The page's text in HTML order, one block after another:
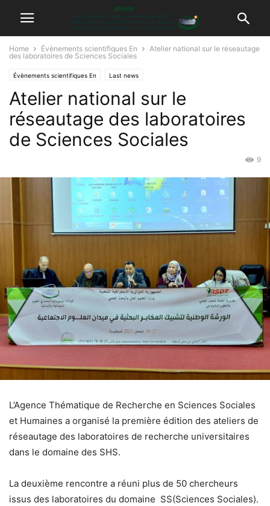
Home Évènements scientifiques En
Atelier national sur le réseautage
des laboratoires de Sciences Sociales
Évènements scientifiques En Last news
Atelier national sur le
réseautage des laboratoires
de Sciences Sociales
9
L’Agence Thématique de Recherche en Sciences Sociales
et Humaines a organisé la première édition des ateliers de
réseautage des laboratoires de recherche universitaires
dans le domaine des SHS.
La deuxième rencontre a réuni plus de 50 chercheurs
issus des laboratoires du domaine SS(Sciences Sociales).